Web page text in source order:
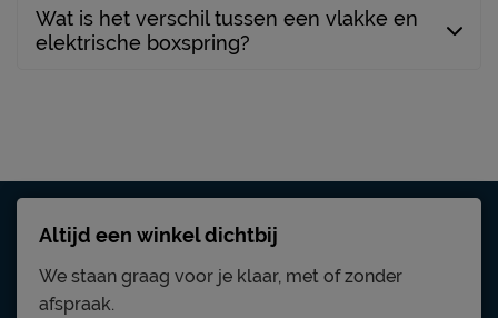
Onderhoud
meubelmondstuk
Wat is het verschil tussen een vlakke en
elektrische boxspring?
Altijd een winkel dichtbij
We staan graag voor je klaar, met of zonder
afspraak.